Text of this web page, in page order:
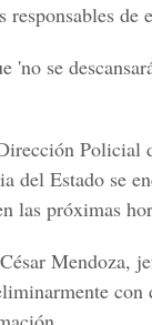
de
'no se
Policial
del Estado se
las próximas
César Mendoza,
con